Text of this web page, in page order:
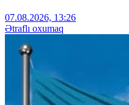
07.08.2026, 13:26
Ətraflı oxumaq